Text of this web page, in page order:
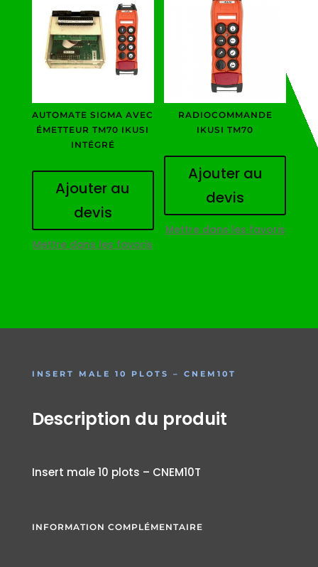
AUTOMATE SIGMA AVEC
ÉMETTEUR TM70 IKUSI
INTÉGRÉ
Ajouter au
devis
Mettre dans les favoris
RADIOCOMMANDE
IKUSI TM70
Ajouter au
devis
Mettre dans les favoris
INSERT MALE 10 PLOTS – CNEM10T
Description du produit
Insert male 10 plots – CNEM10T
INFORMATION COMPLÉMENTAIRE